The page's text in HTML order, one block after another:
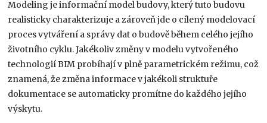
Modeling je informační model budovy, který tuto budovu
realisticky charakterizuje a zároveň jde o cílený modelovací
proces vytváření a správy dat o budově během celého jejího
životního cyklu. Jakékoliv změny v modelu vytvořeného
technologií BIM probíhají v plně parametrickém režimu, což
znamená, že změna informace v jakékoli struktuře
dokumentace se automaticky promítne do každého jejího
výskytu.